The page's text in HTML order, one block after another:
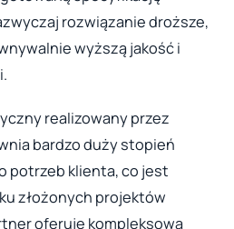
rozwiązanie droższe,
wyższą jakość i
realizowany przez
bardzo duży stopień
potrzeb klienta, co jest
złożonych projektów
oferuje kompleksową